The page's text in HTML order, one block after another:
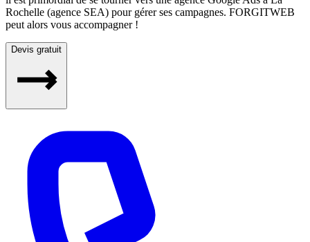
Rochelle (agence SEA) pour gérer ses campagnes. FORGITWEB
peut alors vous accompagner !
Devis gratuit